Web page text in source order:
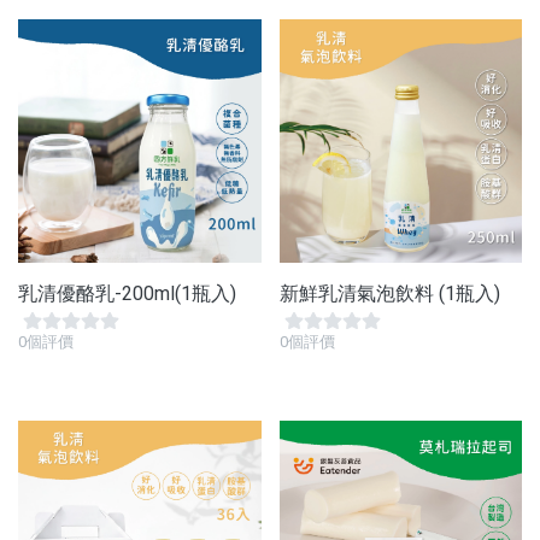
乳清優酪乳-200ml(1瓶入)
0個評價
新鮮乳清氣泡飲料 (1瓶入)
0個評價